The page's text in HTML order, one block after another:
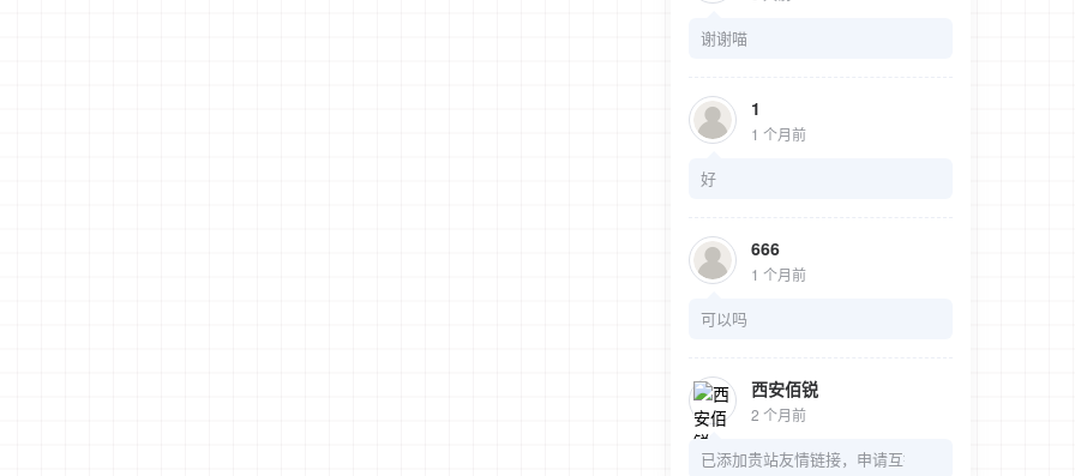
谢谢喵
1
1 个月前
好
666
1 个月前
可以吗
西安佰锐
2 个月前
已添加贵站友情链接，申请互链。 站点名称...